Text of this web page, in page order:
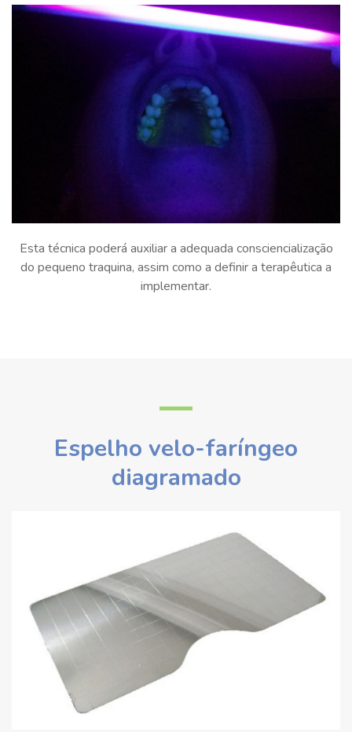
Esta técnica poderá auxiliar a adequada consciencialização
do pequeno traquina, assim como a definir a terapêutica a
implementar.
Espelho velo-faríngeo
diagramado